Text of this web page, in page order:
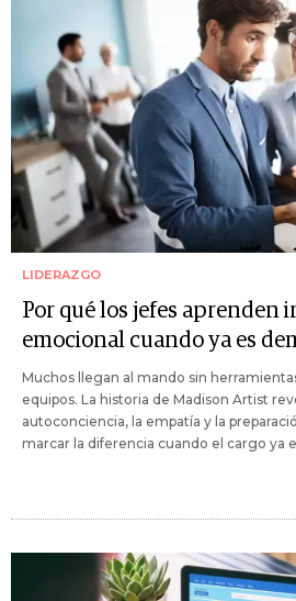
LIDERAZGO
Por qué los jefes aprenden
emocional cuando ya es
Muchos llegan al mando sin
equipos. La historia de Madison Artist
autoconciencia, la empatía y la
marcar la diferencia cuando el cargo ya